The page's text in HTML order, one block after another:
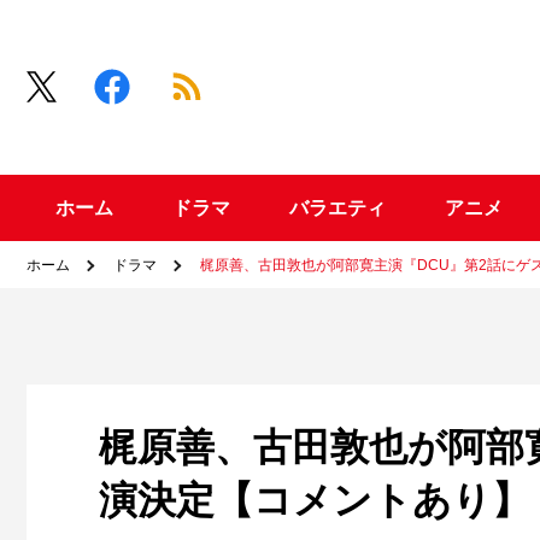
ホーム ドラマ バラエティ アニメ
ホーム ドラマ 梶原善、古田敦也が阿部寛主演『DCU』第2話にゲ
梶原善、古田敦也が阿
演決定【コメントあり】